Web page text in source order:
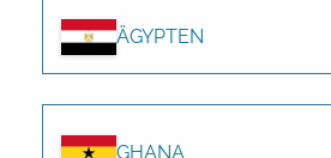
ÄGYPTEN
GHANA